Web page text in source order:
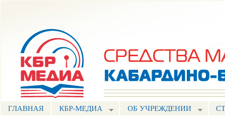
ГЛАВНАЯ КБР-МЕДИА ОБ УЧРЕЖДЕНИИ